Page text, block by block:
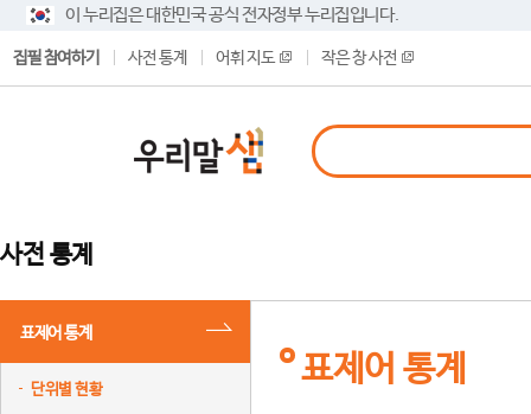
이 누리집은 대한민국 공식 전자정부 누리집입니다.
집필 참여하기 사전 통계 어휘 지도 작은 창 사전
사전 통계
표제어 통계
단위별 현황
표제어 통계